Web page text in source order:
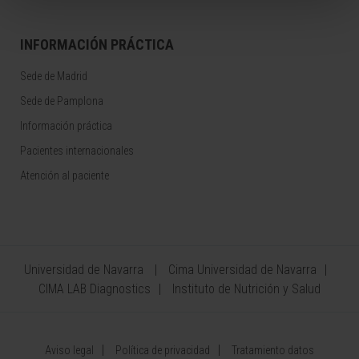
INFORMACIÓN PRÁCTICA
Sede de Madrid
Sede de Pamplona
Información práctica
Pacientes internacionales
Atención al paciente
Universidad de Navarra
Cima Universidad de Navarra
CIMA LAB Diagnostics
Instituto de Nutrición y Salud
Aviso legal Política de privacidad Tratamiento datos